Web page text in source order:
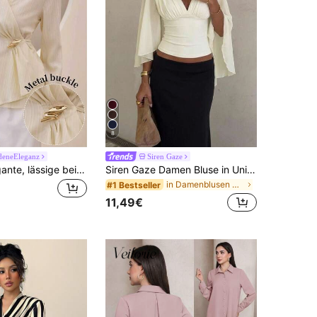
Graceveil Elegante, lässige beige Kragen Plissee Bindegürtel Metallknopf Langarm Bluse für Frauen
8
Siren Gaze
Siren Gaze Damen Bluse in Unifarbe mit tiefem V-Ausschnitt, plissiert, lässig, vielseitig, für den täglichen Gebrauch
#1 Bestseller in Damenblusen & Hemden
11,49€